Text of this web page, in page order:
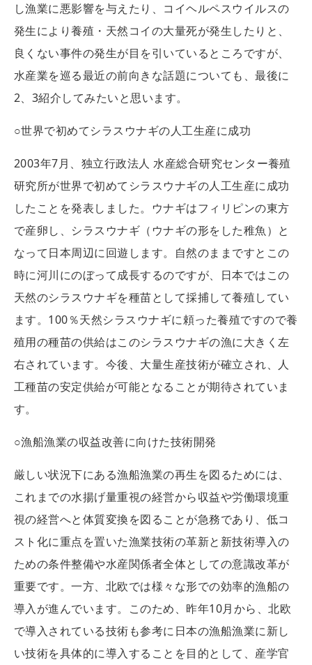
し漁業に悪影響を与えたり、コイヘルペスウイルスの
発生により養殖・天然コイの大量死が発生したりと、
良くない事件の発生が目を引いているところですが、
水産業を巡る最近の前向きな話題についても、最後に
2、3紹介してみたいと思います。
○世界で初めてシラスウナギの人工生産に成功
2003年7月、独立行政法人 水産総合研究センター養殖
研究所が世界で初めてシラスウナギの人工生産に成功
したことを発表しました。ウナギはフィリピンの東方
で産卵し、シラスウナギ（ウナギの形をした稚魚）と
なって日本周辺に回遊します。自然のままですとこの
時に河川にのぼって成長するのですが、日本ではこの
天然のシラスウナギを種苗として採捕して養殖してい
ます。100％天然シラスウナギに頼った養殖ですので養
殖用の種苗の供給はこのシラスウナギの漁に大きく左
右されています。今後、大量生産技術が確立され、人
工種苗の安定供給が可能となることが期待されていま
す。
○漁船漁業の収益改善に向けた技術開発
厳しい状況下にある漁船漁業の再生を図るためには、
これまでの水揚げ量重視の経営から収益や労働環境重
視の経営へと体質変換を図ることが急務であり、低コ
スト化に重点を置いた漁業技術の革新と新技術導入の
ための条件整備や水産関係者全体としての意識改革が
重要です。一方、北欧では様々な形での効率的漁船の
導入が進んでいます。このため、昨年10月から、北欧
で導入されている技術も参考に日本の漁船漁業に新し
い技術を具体的に導入することを目的として、産学官